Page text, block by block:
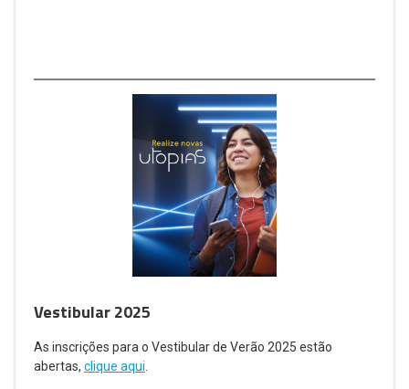
Vestibular 2025
As inscrições para o Vestibular de Verão 2025 estão
abertas, clique aqui